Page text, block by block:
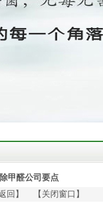
甲醛公司要点
回 】 【 关闭窗口 】